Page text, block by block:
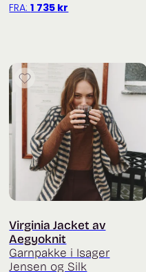
FRA:1 735 kr
Virginia Jacket av
Aegyoknit
Garnpakke i Isager
Jensen og Silk